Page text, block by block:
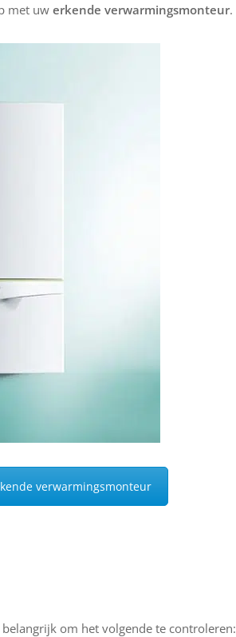
met uw erkende verwarmingsmonteur.
verwarmingsmonteur
belangrijk om het volgende te controleren: